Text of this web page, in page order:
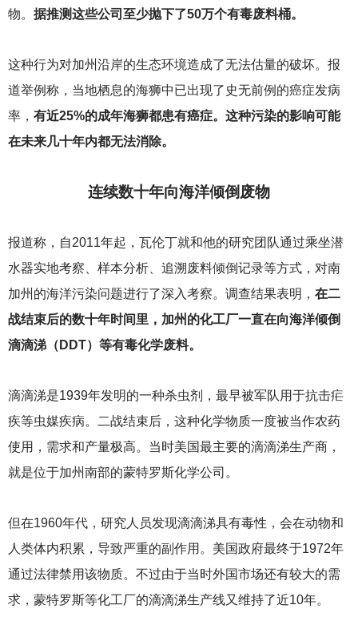
物。 据推测这些公司至少抛下了50万个有毒废料桶。
这种行为对加州沿岸的生态环境造成了无法估量的破坏。报
道举例称，当地栖息的海狮中已出现了史无前例的癌症发病
率， 有近25%的成年海狮都患有癌症。 这种污染的影响可能
在未来几十年内都无法消除。
连续数十年向海洋倾倒废物
报道称，自2011年起，瓦伦丁就和他的研究团队通过乘坐潜
水器实地考察、样本分析、追溯废料倾倒记录等方式，对南
加州的海洋污染问题进行了深入考察。调查结果表明， 在二
战结束后的数十年时间里，加州的化工厂一直在向海洋倾倒
滴滴涕（DDT）等有毒化学废料。
滴滴涕是1939年发明的一种杀虫剂，最早被军队用于抗击疟
疾等虫媒疾病。二战结束后，这种化学物质一度被当作农药
使用，需求和产量极高。当时美国最主要的滴滴涕生产商，
就是位于加州南部的蒙特罗斯化学公司。
但在1960年代，研究人员发现滴滴涕具有毒性，会在动物和
人类体内积累，导致严重的副作用。美国政府最终于1972年
通过法律禁用该物质。不过由于当时外国市场还有较大的需
求，蒙特罗斯等化工厂的滴滴涕生产线又维持了近10年。